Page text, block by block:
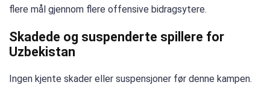
flere mål gjennom flere offensive bidragsytere.
Skadede og suspenderte spillere for
Uzbekistan
Ingen kjente skader eller suspensjoner før denne kampen.